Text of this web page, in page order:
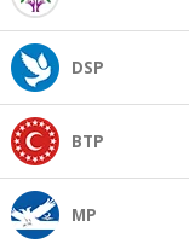
DSP
BTP
MP